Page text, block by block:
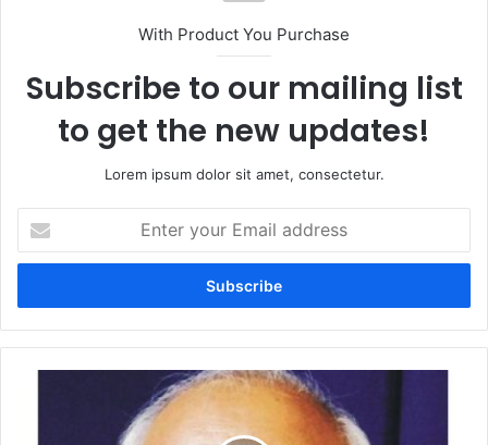
With Product You Purchase
Subscribe to our mailing list
to get the new updates!
Lorem ipsum dolor sit amet, consectetur.
your
Email